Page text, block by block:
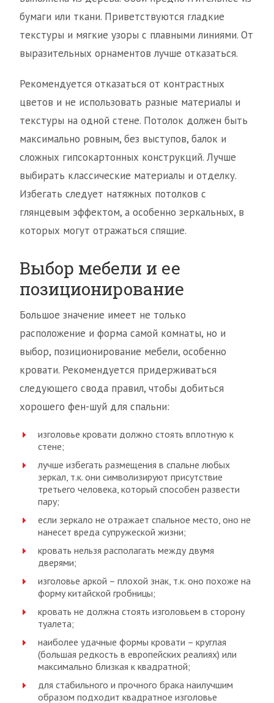
бумаги или ткани. Приветствуются гладкие
текстуры и мягкие узоры с плавными линиями. От
выразительных орнаментов лучше отказаться.
Рекомендуется отказаться от контрастных
цветов и не использовать разные материалы и
текстуры на одной стене. Потолок должен быть
максимально ровным, без выступов, балок и
сложных гипсокартонных конструкций. Лучше
выбирать классические материалы и отделку.
Избегать следует натяжных потолков с
глянцевым эффектом, а особенно зеркальных, в
которых могут отражаться спящие.
Выбор мебели и ее
позиционирование
Большое значение имеет не только
расположение и форма самой комнаты, но и
выбор, позиционирование мебели, особенно
кровати. Рекомендуется придерживаться
следующего свода правил, чтобы добиться
хорошего фен-шуй для спальни:
изголовье кровати должно стоять вплотную к
стене;
лучше избегать размещения в спальне любых
зеркал, т.к. они символизируют присутствие
третьего человека, который способен развести
пару;
если зеркало не отражает спальное место, оно не
нанесет вреда супружеской жизни;
кровать нельзя располагать между двумя
дверями;
изголовье аркой – плохой знак, т.к. оно похоже на
форму китайской гробницы;
кровать не должна стоять изголовьем в сторону
туалета;
наиболее удачные формы кровати – круглая
(большая редкость в европейских реалиях) или
максимально близкая к квадратной;
для стабильного и прочного брака наилучшим
образом подходит квадратное изголовье